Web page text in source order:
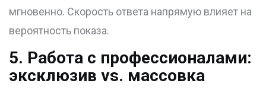
мгновенно. Скорость ответа напрямую влияет на
вероятность показа.
5. Работа с профессионалами:
эксклюзив vs. массовка